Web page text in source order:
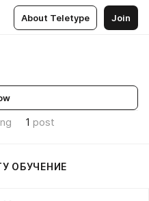
About Teletype Join
1 post
ОБУЧЕНИЕ